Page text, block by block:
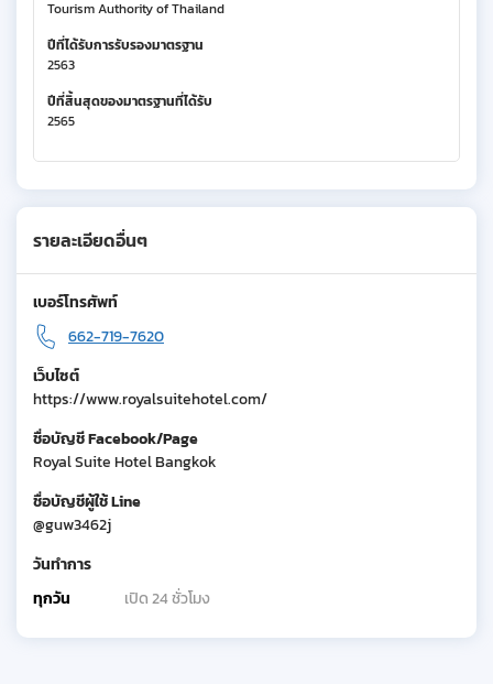
Tourism Authority of Thailand
ปีที่ได้รับการรับรองมาตรฐาน
2563
ปีที่สิ้นสุดของมาตรฐานที่ได้รับ
2565
รายละเอียดอื่นๆ
เบอร์โทรศัพท์
662-719-7620
เว็บไซต์
https://www.royalsuitehotel.com/
ชื่อบัญชี Facebook/Page
Royal Suite Hotel Bangkok
ชื่อบัญชีผู้ใช้ Line
@guw3462j
วันทำการ
ทุกวัน
เปิด 24 ชั่วโมง